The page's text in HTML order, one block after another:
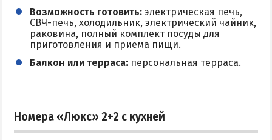
Возможность готовить: электрическая печь,
СВЧ-печь, холодильник, электрический чайник,
раковина, полный комплект посуды для
приготовления и приема пищи.
Балкон или терраса: персональная терраса.
Номера «Люкс» 2+2 с кухней